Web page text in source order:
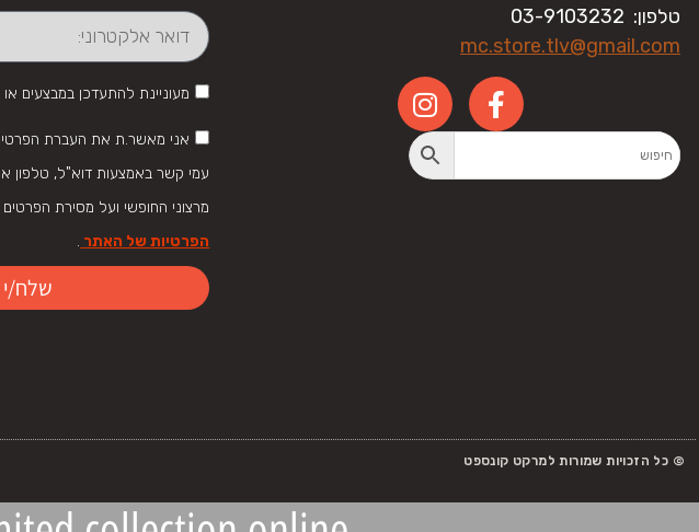
טלפון: 03-9103232
mc.store.tlv@gmail.com
מעוניינת להתעדכן במבצעים או
אני מאשר.ת את העברת
עמי קשר באמצעות דוא"ל, טלפון
מרצוני החופשי ועל מסירת
הפרטיות של האתר .
שלח/
© כל הזכויות שמורות למרקט קונספט